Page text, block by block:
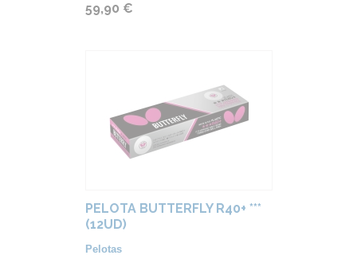
59,90 €
PELOTA BUTTERFLY R40+ ***
(12UD)
Pelotas